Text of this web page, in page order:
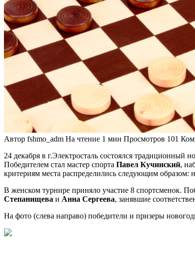
Автор fshmo_adm На чтение 1 мин Просмотров 101
24 декабря в г.Электросталь состоялся
Победителем стал мастер спорта Павел Кучинский,
критериям места распределились следующим образом:
В женском турнире приняло участие 8 спортсменок.
Степанищева и Анна Сергеева, занявшие
На фото (слева направо) победители и призеры